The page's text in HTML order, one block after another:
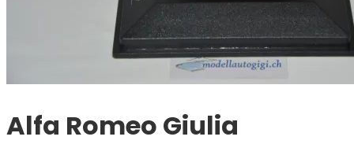
Alfa Romeo Giulia